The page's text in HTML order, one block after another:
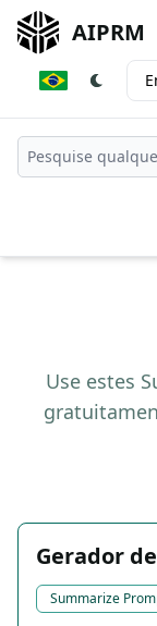
AIPRM
Use estes
Gerador
Summarize